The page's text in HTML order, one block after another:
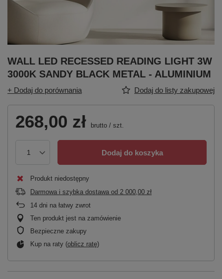
WALL LED RECESSED READING LIGHT 3W
3000K SANDY BLACK METAL - ALUMINIUM
+ Dodaj do porównania Dodaj do listy zakupowej
268,00 zł brutto / szt.
Dodaj do koszyka
Produkt niedostępny
Darmowa i szybka dostawa od 2 000,00 zł
14 dni na łatwy zwrot
Ten produkt jest na zamówienie
Bezpieczne zakupy
Kup na raty (oblicz ratę)